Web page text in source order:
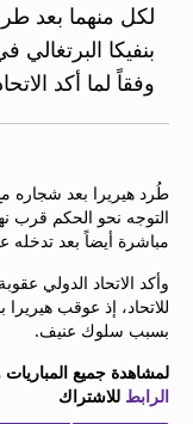
إدارة
التنبيهات
انضم
الإخبارية
اتصل بنا
CONNECT
GROUP
ترددات beIN SPORTS
الأسئلة الأكثر
دليل التلفاز
احصل على beIN
لكل منهما بعد
بنفيكا البرتغالي
وفقاً لما أكد
طُرد هيريرا بعد شجاره
التوجه نحو الحكم قرب
مباشرة أيضاً بعد تدخله
وأكد الاتحاد الدولي
للاتحاد، إذ عوقب
بسبب سلوك عنيف.
لمشاهدة جميع المباريات
الرابط للاشتراك